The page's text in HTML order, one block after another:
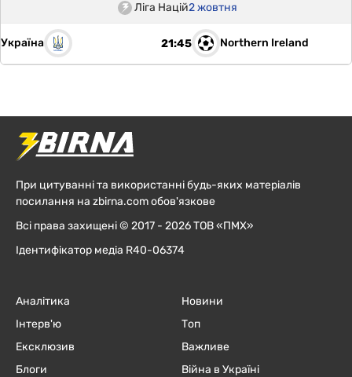
Ліга Націй2 жовтня
Україна 21:45 Northern Ireland
При цитуванні та використанні будь-яких матеріалів
посилання на zbirna.com обов'язкове
Всі права захищені © 2017 - 2026 ТОВ «ПМХ»
Ідентифікатор медіа R40-06374
Аналітика
Інтерв'ю
Ексклюзив
Блоги
Новини
Топ
Важливе
Війна в Україні